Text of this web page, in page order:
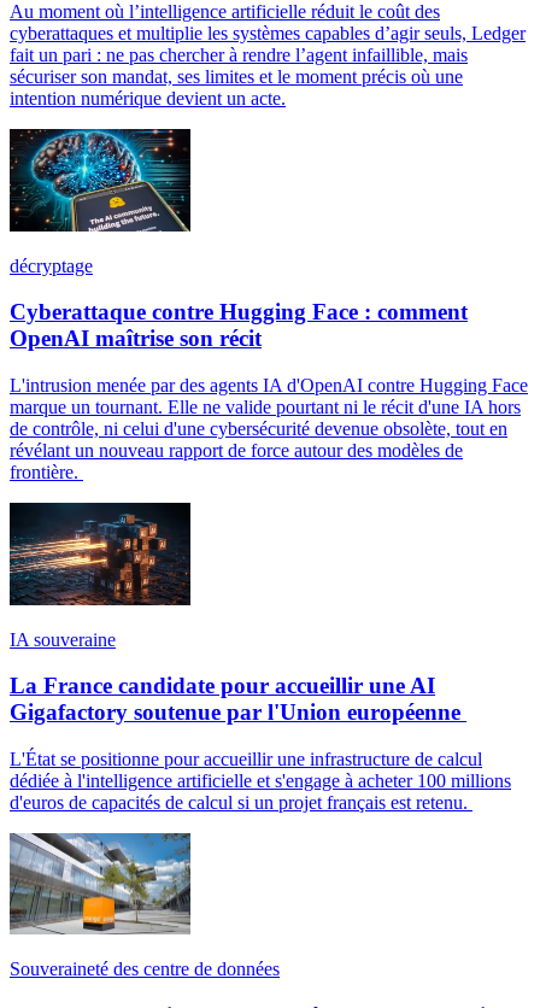
Au moment où l’intelligence artificielle réduit le coût des
cyberattaques et multiplie les systèmes capables d’agir seuls, Ledger
fait un pari : ne pas chercher à rendre l’agent infaillible, mais
sécuriser son mandat, ses limites et le moment précis où une
intention numérique devient un acte.
décryptage
Cyberattaque contre Hugging Face : comment
OpenAI maîtrise son récit
L'intrusion menée par des agents IA d'OpenAI contre Hugging Face
marque un tournant. Elle ne valide pourtant ni le récit d'une IA hors
de contrôle, ni celui d'une cybersécurité devenue obsolète, tout en
révélant un nouveau rapport de force autour des modèles de
frontière.
IA souveraine
La France candidate pour accueillir une AI
Gigafactory soutenue par l'Union européenne
L'État se positionne pour accueillir une infrastructure de calcul
dédiée à l'intelligence artificielle et s'engage à acheter 100 millions
d'euros de capacités de calcul si un projet français est retenu.
Souveraineté des centre de données